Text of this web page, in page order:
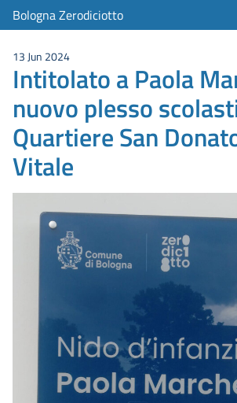
item 1 of 2
Bologna Zerodiciotto
13 Jun 2024
Intitolato a Paola
nuovo plesso
Quartiere San
Vitale